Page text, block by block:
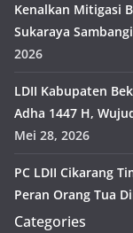
Kenalkan Mitigasi
Sukaraya
2026
LDII Kabupaten
Adha 1447 H,
Mei 28, 2026
PC LDII Cikarang
Peran Orang Tua
Categories